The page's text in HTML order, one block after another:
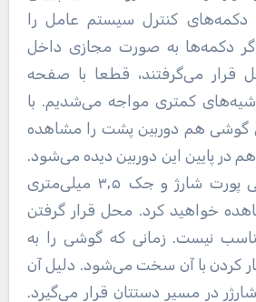
کنترل سیستم عامل را
دکمه‌ها به صورت مجازی داخل
قرار می‌گرفتند، قطعا با صفحه
کمتری مواجه می‌شدیم. با
گوشی هم دوربین پشت را مشاهده
می‌کنید. فلش LED هم در پایین این دوربین دیده می‌شود.
روی لبه بالای گوشی پورت شارژ و جک ۳٫۵ میلی‌متری
خواهید کرد. محل قرار گرفتن
نیست. زمانی که گوشی را به
کردن با آن سخت می‌شود. دلیل آن
در مسیر دستتان قرار می‌گیرد.